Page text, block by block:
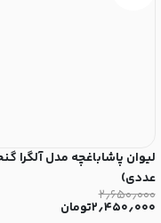
عددی)
۲٫۶۵۰٫۰۰۰
۲٫۴۵۰٫۰۰۰تومان